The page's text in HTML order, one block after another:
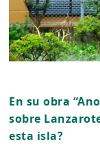
En su obra
sobre
esta isla?